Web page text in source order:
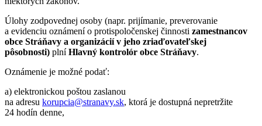
Úlohy zodpovednej osoby (napr. prijímanie, preverovanie
a evidenciu oznámení o protispoločenskej činnosti zamestnancov
obce Stráňavy a organizácií v jeho zriaďovateľskej
pôsobnosti) plníHlavný kontrolór obce Stráňavy.
Oznámenie je možné podať:
a) elektronickou poštou zaslanou
na adresu korupcia@stranavy.sk, ktorá je dostupná nepretržite
24 hodín denne,